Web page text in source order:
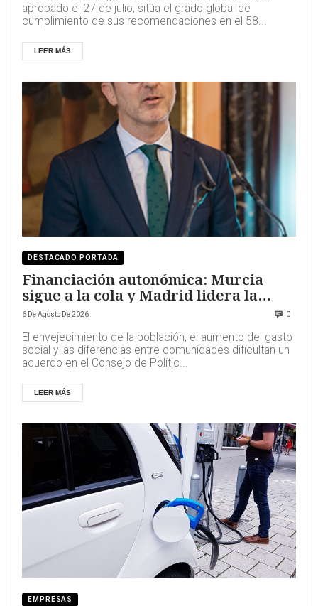
aprobado el 27 de julio, sitúa el grado global de
cumplimiento de sus recomendaciones en el 58...
LEER MÁS
DESTACADO PORTADA
Financiación autonómica: Murcia
sigue a la cola y Madrid lidera la
solidaridad
6 De Agosto De 2026 0
El envejecimiento de la población, el aumento del gasto
social y las diferencias entre comunidades dificultan un
acuerdo en el Consejo de Polític...
LEER MÁS
EMPRESAS